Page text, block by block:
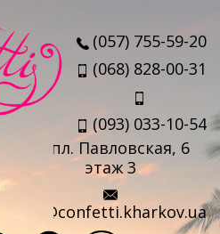
(057) 755-59-20
(068) 828-00-31
(093) 033-10-54
пл. Павловская, 6
этаж 3
info@confetti.kharkov.ua